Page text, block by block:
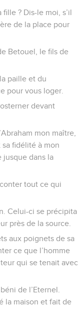
? Dis-le moi, s’il
de la place pour
Betouel, le fils de
paille et du
pour vous loger.
devant
mon maître,
sa fidélité à mon
jusque dans la
tout ce qui
Celui-ci se précipita
près de la source.
aux poignets de sa
ce que l’homme
qui se tenait avec
de l’Eternel.
la maison et fait de